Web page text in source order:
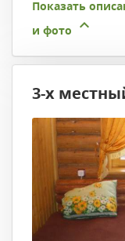
Показать
и фото
3-х